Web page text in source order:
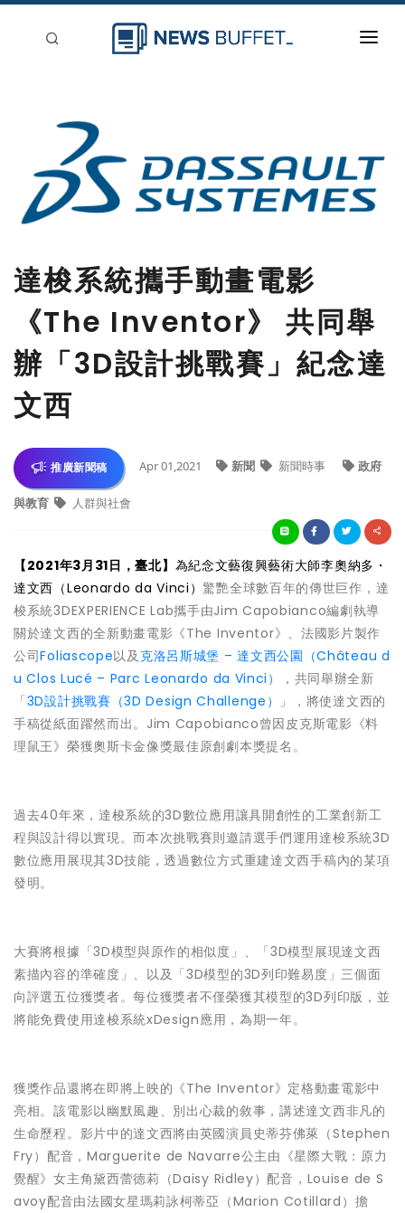
新聞稿分類
登入
刊登
達梭系統攜手動畫電影
《The Inventor》 共同舉
辦「3D設計挑戰賽」紀念達
文西
推廣新聞稿 Apr 01,2021 新聞 新聞時事 政府
與教育 人群與社會
【2021年3月31日，臺北】 為紀念文藝復興藝術大師李奧納多・
達文西（Leonardo da Vinci）驚艷全球數百年的傳世巨作，達
梭系統3DEXPERIENCE Lab攜手由Jim Capobianco編劇執導
關於達文西的全新動畫電影《The Inventor》、法國影片製作
公司Foliascope以及克洛呂斯城堡 – 達文西公園（Château d
u Clos Lucé – Parc Leonardo da Vinci）
，共同舉辦全新
「3D設計挑戰賽（3D Design Challenge）
」，將使達文西的
手稿從紙面躍然而出。Jim Capobianco曾因皮克斯電影《料
理鼠王》榮獲奧斯卡金像獎最佳原創劇本獎提名。
過去40年來，達梭系統的3D數位應用讓具開創性的工業創新工
程與設計得以實現。而本次挑戰賽則邀請選手們運用達梭系統3D
數位應用展現其3D技能，透過數位方式重建達文西手稿內的某項
發明。
大賽將根據「3D模型與原作的相似度」、「3D模型展現達文西
素描內容的準確度」、以及「3D模型的3D列印難易度」三個面
向評選五位獲獎者。每位獲獎者不僅榮獲其模型的3D列印版，並
將能免費使用達梭系統xDesign應用，為期一年。
獲獎作品還將在即將上映的《The Inventor》定格動畫電影中
亮相。該電影以幽默風趣、別出心裁的敘事，講述達文西非凡的
生命歷程。影片中的達文西將由英國演員史蒂芬佛萊（Stephen
Fry）配音，Marguerite de Navarre公主由《星際大戰：原力
覺醒》女主角黛西蕾德莉（Daisy Ridley）配音，Louise de S
avoy配音由法國女星瑪莉詠柯蒂亞（Marion Cotillard）擔